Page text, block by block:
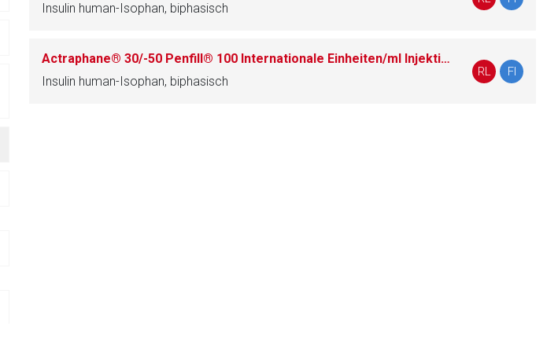
Insulin human-Isophan, biphasisch
Actraphane® 30/-50 Penfill® 100 Internationale Einheiten/ml Injektionssuspension in einer Patrone
Insulin human-Isophan, biphasisch
RL FI
Datenschutzbestimmungen.
Zurück zur rote-liste.de Zur Seite